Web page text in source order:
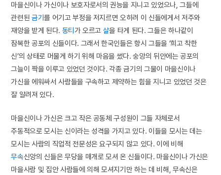
마을신이나 가신이나 보호자로서의 권능을 지니고 있었으나, 그들에
관련된금기를 어기고 부정을 저지르면 오히려 이 신들에게서 저주와
재앙을 받게 된다. 동티가 오르고 살을 타게 된다. 그들은 하나같이
잠복한 공포의 신들이다. 그래서 한국인들은 항시 그들을 ‘희고 착한
신’의 상태로 머물게 하기 위해 마음을 썼다. 숭앙의 뒤안에는 공포의
그늘이 짝을 이루고 있었던 것이다. 각종 금기의 그물이 마을신이나
가신을 에워싸서 사람들을 구속하고 제약하는 힘을 지니고 있었던 것은
잘 알려져 있다.
마을신이나 가신은 크고 작은 공동체 구성원이 그들 자체로서
주동적으로 모시는 신이라는 성격을 가지고 있다. 이들을 모시는 데는
모시는 사람의 직업적 전문성은 요구되지 않고 있다. 이에 비해
무속신앙의 신들은 무당을 매개로 모셔 온 신들이다. 마을신이나 가신은
마을사람 및 집안 사람들에 의해 모셔지기만 하는 데 비해, 무속신은